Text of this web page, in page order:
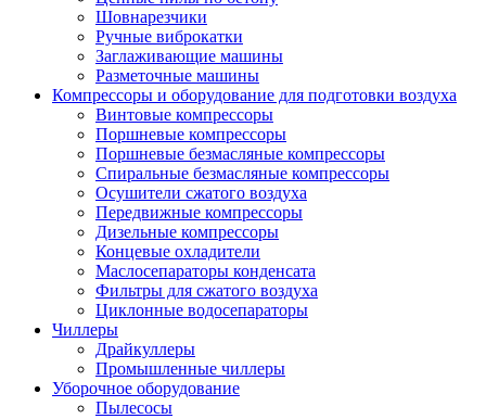
Шовнарезчики
Ручные виброкатки
Заглаживающие машины
Разметочные машины
Компрессоры и оборудование для подготовки воздуха
Винтовые компрессоры
Поршневые компрессоры
Поршневые безмасляные компрессоры
Спиральные безмасляные компрессоры
Осушители сжатого воздуха
Передвижные компрессоры
Дизельные компрессоры
Концевые охладители
Маслосепараторы конденсата
Фильтры для сжатого воздуха
Циклонные водосепараторы
Чиллеры
Драйкуллеры
Промышленные чиллеры
Уборочное оборудование
Пылесосы